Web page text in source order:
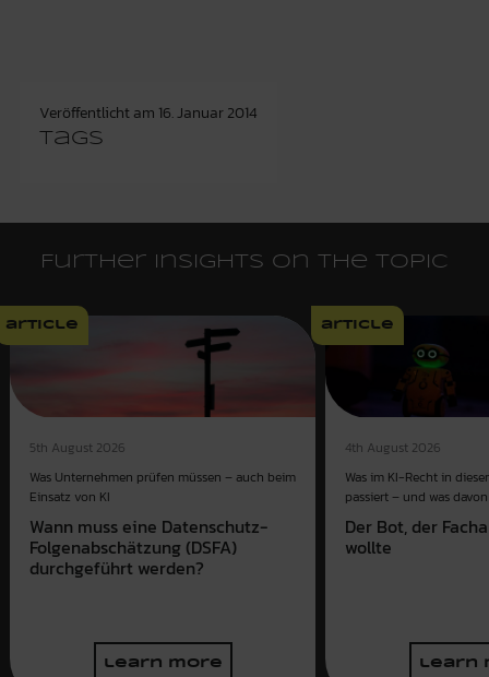
Veröffentlicht am 16. Januar 2014
Tags
Further insights on the topic
article
5th August 2026
Was Unternehmen prüfen müssen – auch beim
Einsatz von KI
Wann muss eine Datenschutz-
Folgenabschätzung (DSFA)
durchgeführt werden?
learn more
article
4th August 2026
Was im KI-Recht in
passiert – und was
Der Bot, der
wollte
learn